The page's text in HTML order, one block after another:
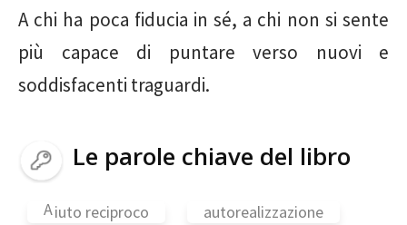
A chi ha poca fiducia in sé, a chi non si sente
più capace di puntare verso nuovi e
soddisfacenti traguardi.
Le parole chiave del libro
Aiuto reciproco
autorealizzazione